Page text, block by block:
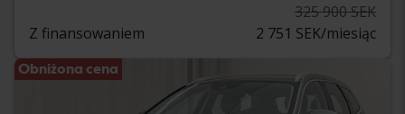
325 900 SEK
Z finansowaniem
2 751 SEK/miesiąc
Obniżona cena